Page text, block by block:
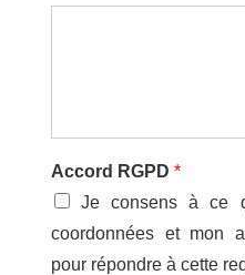
Accord RGPD *
Je consens à ce
coordonnées et mon
pour répondre à cette